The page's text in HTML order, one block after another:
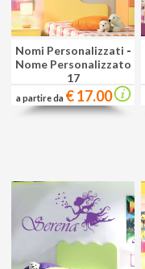
Nomi Personalizzati -
Nome Personalizzato
17
a partire da € 17.00